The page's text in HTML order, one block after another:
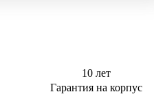
10 лет
Гарантия на корпус